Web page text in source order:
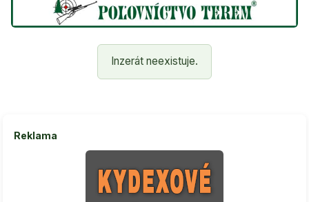
Inzerát neexistuje.
Reklama